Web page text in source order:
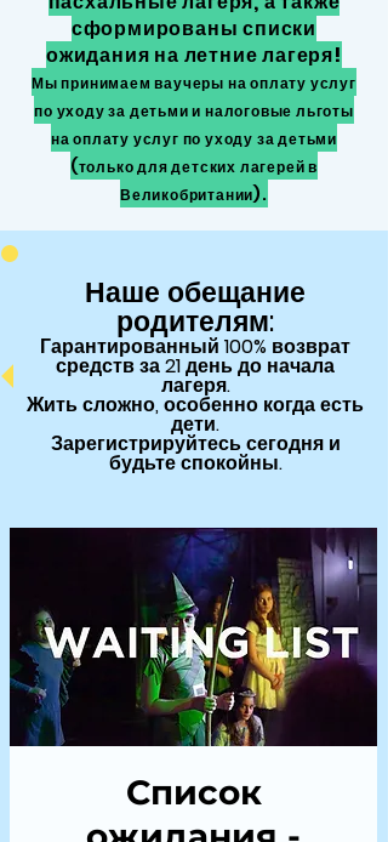
сформированы списки
ожидания на летние лагеря!
Мы принимаем ваучеры на оплату услуг
по уходу за детьми и налоговые льготы
на оплату услуг по уходу за детьми
(только для детских лагерей в
Великобритании).
Наше обещание
родителям:
Гарантированный 100% возврат
средств за 21 день до начала
лагеря.
Жить сложно, особенно когда есть
дети.
Зарегистрируйтесь сегодня и
будьте спокойны.
Список